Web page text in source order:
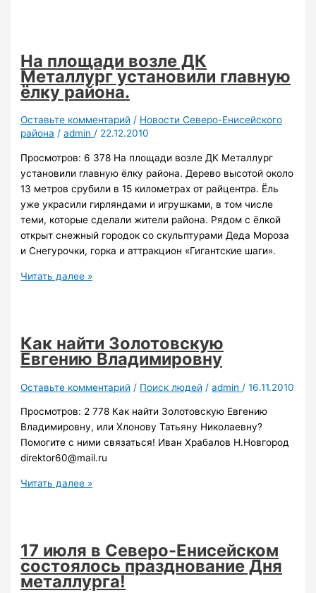
училась
в
школе
п.Брянка
На площади возле ДК
Металлург установили главную
ёлку района.
Оставьте комментарий / Новости Северо-Енисейского
района /admin/ 22.12.2010
Просмотров: 6 378 На площади возле ДК Металлург
установили главную ёлку района. Дерево высотой около
13 метров срубили в 15 километрах от райцентра. Ёль
уже украсили гирляндами и игрушками, в том числе
теми, которые сделали жители района. Рядом с ёлкой
открыт снежный городок со скульптурами Деда Мороза
и Снегурочки, горка и аттракцион «Гигантские шаги».
На
Металлург
установили
главную
ёлку
Читать далее »
Как найти Золотовскую
Евгению Владимировну
Оставьте комментарий / Поиск людей /admin /16.11.2010
Просмотров: 2 778 Как найти Золотовскую Евгению
Владимировну, или Хлонову Татьяну Николаевну?
Помогите с ними связаться! Иван Храбалов Н.Новгород
direktor60@mail.ru
Как
Владимировну
Читать далее »
17 июля в Северо-Енисейском
состоялось празднование Дня
металлурга!